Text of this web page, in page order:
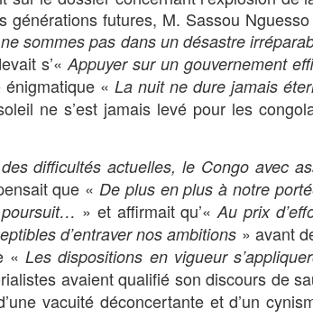
futures, M. Sassou
sommes pas dans un désastre
s’« Appuyer sur un gouvernement
« La nuit ne dure jamais
ne s’est jamais levé pour les
difficultés actuelles, le Congo avec
que « De plus en plus à notre
» et affirmait qu’«Au prix
d’entraver nos ambitions » avant
«Les dispositions en vigueur
avaient qualifié son discours de
vacuité déconcertante et d’un